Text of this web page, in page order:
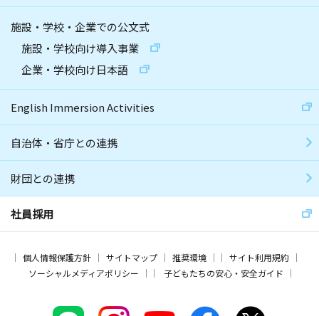
施設・学校・企業での公文式
施設・学校向け導入事業
企業・学校向け日本語
English Immersion Activities
自治体・省庁との連携
財団との連携
社員採用
個人情報保護方針 サイトマップ 推奨環境
サイト利用規約
ソーシャルメディアポリシー
子どもたちの安心・安全ガイド